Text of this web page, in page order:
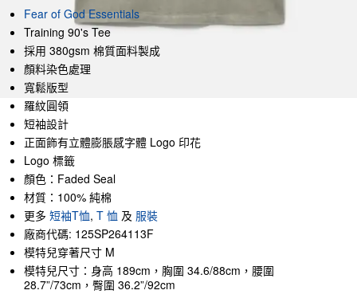
Fear of God Essentials
Training 90's Tee
採用 380gsm 棉質面料製成
顏料染色處理
寬鬆版型
羅紋圓領
短袖設計
正面飾有立體膨脹感字體 Logo 印花
Logo 標籤
顏色：Faded Seal
材質：100% 純棉
更多 短袖T恤, T 恤 及 服裝
廠商代碼: 125SP264113F
模特兒穿著尺寸 M
模特兒尺寸：身高 189cm，胸圍 34.6/88cm，腰圍
28.7”/73cm，臀圍 36.2”/92cm